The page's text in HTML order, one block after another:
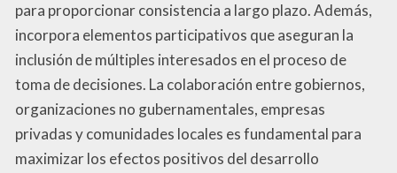
para proporcionar consistencia a largo plazo. Además,
incorpora elementos participativos que aseguran la
inclusión de múltiples interesados en el proceso de
toma de decisiones. La colaboración entre gobiernos,
organizaciones no gubernamentales, empresas
privadas y comunidades locales es fundamental para
maximizar los efectos positivos del desarrollo